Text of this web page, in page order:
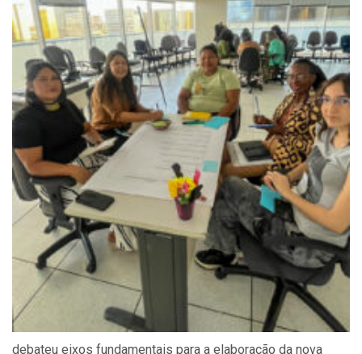
debateu eixos fundamentais para a elaboração da nova